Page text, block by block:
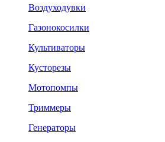
Воздуходувки
Газонокосилки
Культиваторы
Кусторезы
Мотопомпы
Триммеры
Генераторы